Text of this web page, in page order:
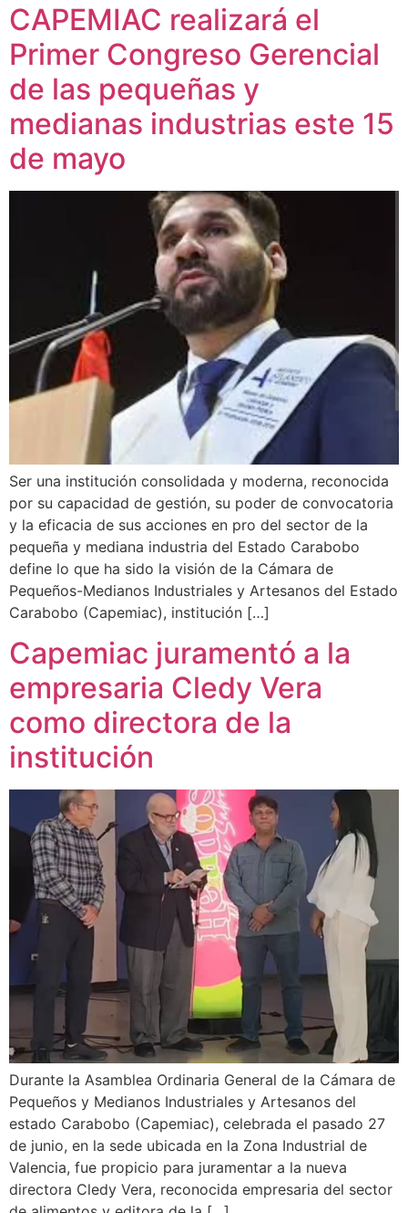
CAPEMIAC realizará el
Primer Congreso Gerencial
de las pequeñas y
medianas industrias este 15
de mayo
Ser una institución consolidada y moderna, reconocida
por su capacidad de gestión, su poder de convocatoria
y la eficacia de sus acciones en pro del sector de la
pequeña y mediana industria del Estado Carabobo
define lo que ha sido la visión de la Cámara de
Pequeños-Medianos Industriales y Artesanos del Estado
Carabobo (Capemiac), institución […]
Capemiac juramentó a la
empresaria Cledy Vera
como directora de la
institución
Durante la Asamblea Ordinaria General de la Cámara de
Pequeños y Medianos Industriales y Artesanos del
estado Carabobo (Capemiac), celebrada el pasado 27
de junio, en la sede ubicada en la Zona Industrial de
Valencia, fue propicio para juramentar a la nueva
directora Cledy Vera, reconocida empresaria del sector